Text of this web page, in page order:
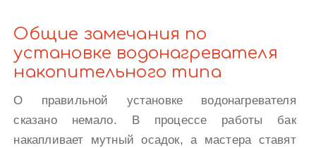
Общие замечания по
установке водонагревателя
накопительного типа
О правильной установке водонагревателя
сказано немало. В процессе работы бак
накапливает мутный осадок, а мастера ставят